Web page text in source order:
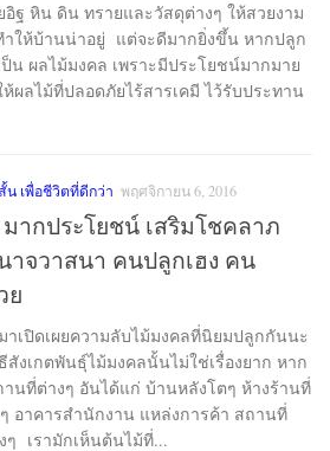
ฐ หิน ดิน ทรายและวัสดุต่างๆ ให้สวยงาม
ำให้บ้านน่าอยู่ แต่จะดีมากยิ่งขึ้น หากปลูก
น ผลไม้มงคล เพราะมีประโยชน์มากมาย
ผลไม้ที่ปลอดภัยไร้สารเคมี ไว้รับประทาน
น เพื่อชีวิตที่ดีกว่า พฤศจิกายน 6, 2016
ากประโยชน์ เสริมโชคลาภ
าจวาสนา คนปลูกเฮง คน
ย
าเปิดเผยความลับไม้มงคลที่นิยมปลูกกันนะ
กตพันธุ์ไม้มงคลนั้นไม่ใช่เรื่องยาก หาก
นที่ต่างๆ อันได้แก่ บ้านหลังโตๆ ห้างร้านที่
อาคารสำนักงาน แหล่งการค้า สถานที่
เรามักเห็นต้นไม้ที่...